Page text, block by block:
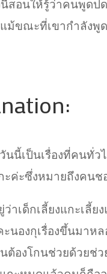
นี้สอนให้รู้ว่าคนพูดป
ม้ขณะที่เขากำลังพู
นี้เป็นเรื่องที่คนทั่ว
ะค่ะซึ่งหมายถึงคน
ว่าเด็กเลี้ยงแกะเลี้ย
ะนองกุเรื่องขึ้นมาห
ต้องโกนช่วยด้วยช่ว